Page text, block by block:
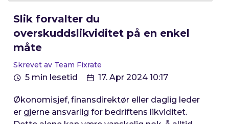
Slik forvalter du
overskuddslikviditet på en enkel
måte
Skrevet av Team Fixrate
5 min lesetid 17. Apr 2024 10:17
Økonomisjef, finansdirektør eller daglig leder
er gjerne ansvarlig for bedriftens likviditet.